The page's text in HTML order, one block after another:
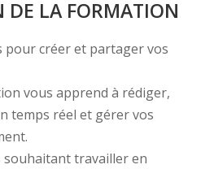
DE LA FORMATION
pour créer et partager vos
vous apprend à rédiger,
temps réel et gérer vos
travailler en